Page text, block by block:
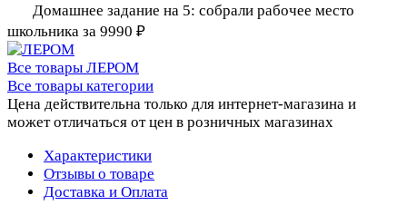
Домашнее задание на 5: собрали рабочее место
школьника за 9990 ₽
Все товары ЛЕРОМ
Все товары категории
Цена действительна только для интернет-магазина и
может отличаться от цен в розничных магазинах
Характеристики
Отзывы о товаре
Доставка и Оплата